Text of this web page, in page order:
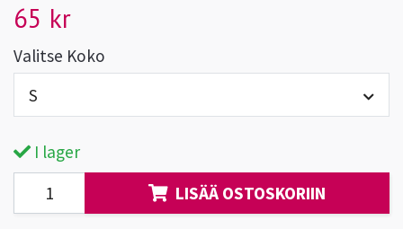
65 kr
Valitse Koko
S
I lager
LISÄÄ OSTOSKORIIN